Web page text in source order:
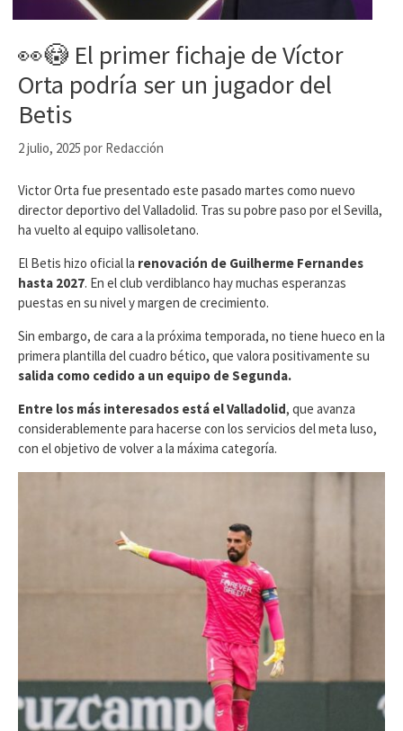
👀😳 El primer fichaje de Víctor
Orta podría ser un jugador del
Betis
2 julio, 2025 por Redacción
Victor Orta fue presentado este pasado martes como nuevo
director deportivo del Valladolid. Tras su pobre paso por el Sevilla,
ha vuelto al equipo vallisoletano.
El Betis hizo oficial la renovación de Guilherme Fernandes
hasta 2027. En el club verdiblanco hay muchas esperanzas
puestas en su nivel y margen de crecimiento.
Sin embargo, de cara a la próxima temporada, no tiene hueco en la
primera plantilla del cuadro bético, que valora positivamente su
salida como cedido a un equipo de Segunda.
Entre los más interesados está el Valladolid, que avanza
considerablemente para hacerse con los servicios del meta luso,
con el objetivo de volver a la máxima categoría.